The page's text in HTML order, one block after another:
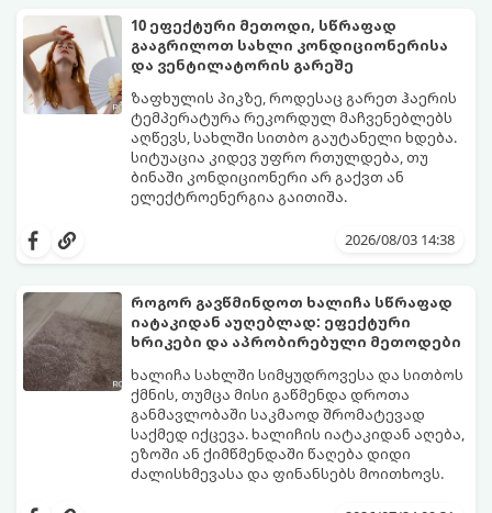
10 ეფექტური მეთოდი, სწრაფად
გააგრილოთ სახლი კონდიციონერისა
და ვენტილატორის გარეშე
ზაფხულის პიკზე, როდესაც გარეთ ჰაერის
ტემპერატურა რეკორდულ მაჩვენებლებს
აღწევს, სახლში სითბო გაუტანელი ხდება.
სიტუაცია კიდევ უფრო რთულდება, თუ
ბინაში კონდიციონერი არ გაქვთ ან
ელექტროენერგია გაითიშა.
კანონები და გამოცდილი ყოფითი ხრიკები,
სასიამოვნო სიგრილე სპეციალური
ტექნიკის გარეშეც.
გთავაზობთ 10 საუკეთესო და
ხელმისაწვდომ მეთოდს:
2026/08/03 14:38
როგორ გავწმინდოთ ხალიჩა სწრაფად
იატაკიდან აუღებლად: ეფექტური
ხრიკები და აპრობირებული მეთოდები
ხალიჩა სახლში სიმყუდროვესა და სითბოს
ქმნის, თუმცა მისი გაწმენდა დროთა
განმავლობაში საკმაოდ შრომატევად
საქმედ იქცევა. ხალიჩის იატაკიდან აღება,
ეზოში ან ქიმწმენდაში წაღება დიდი
ძალისხმევასა და ფინანსებს მოითხოვს.